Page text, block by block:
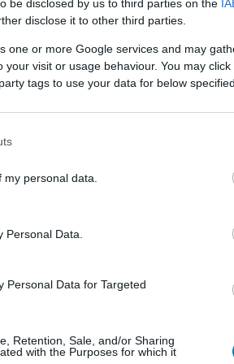
be disclosed by us to third parties on the
disclose it to other third parties.
one or more Google services and may
visit or usage behaviour. You may
tags to use your data for below
personal data.
Data.
Personal Data for Targeted
Retention, Sale, and/or Sharing
with the Purposes for which it
ezzel az üzlettel,
lehetőséget ad arra, hogy a
is, de ahogy azt alábbi
szélesebb integrációjára, és